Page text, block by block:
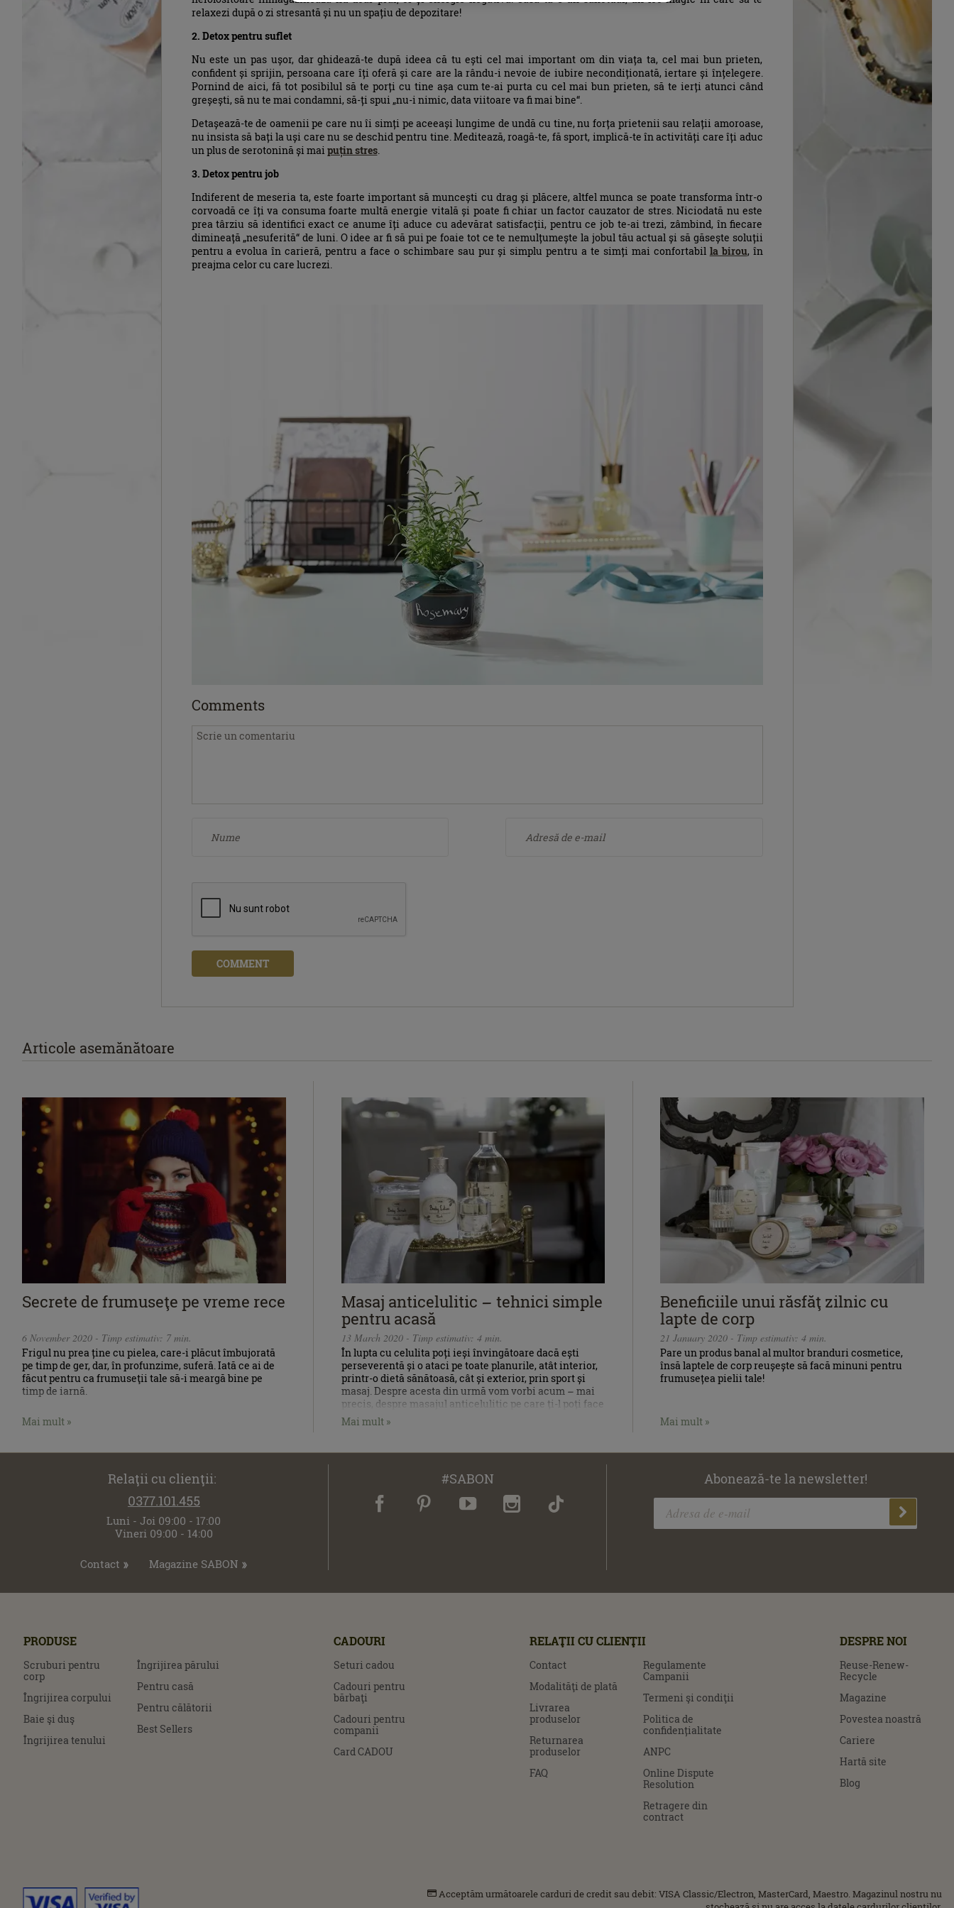
relaxezi după o zi stresantă și nu un spațiu de depozitare!
2. Detox pentru suflet
Nu este un pas ușor, dar ghidează-te după ideea că tu ești cel mai important om din viața ta, cel mai bun prieten,
confident și sprijin, persoana care îți oferă și care are la rându-i nevoie de iubire necondiționată, iertare și înțelegere.
Pornind de aici, fă tot posibilul să te porți cu tine așa cum te-ai purta cu cel mai bun prieten, să te ierți atunci când
greșești, să nu te mai condamni, să-ți spui „nu-i nimic, data viitoare va fi mai bine“.
Detașează-te de oamenii pe care nu îi simți pe aceeași lungime de undă cu tine, nu forța prietenii sau relații amoroase,
nu insista să bați la uși care nu se deschid pentru tine. Meditează, roagă-te, fă sport, implică-te în activități care îți aduc
un plus de serotonină și mai puțin stres.
3. Detox pentru job
Indiferent de meseria ta, este foarte important să muncești cu drag și plăcere, altfel munca se poate transforma într-o
corvoadă ce îți va consuma foarte multă energie vitală și poate fi chiar un factor cauzator de stres. Niciodată nu este
prea târziu să identifici exact ce anume îți aduce cu adevărat satisfacții, pentru ce job te-ai trezi, zâmbind, în fiecare
dimineață „nesuferită“ de luni. O idee ar fi să pui pe foaie tot ce te nemulțumește la jobul tău actual și să găsește soluții
pentru a evolua în carieră, pentru a face o schimbare sau pur și simplu pentru a te simți mai confortabil la birou, în
preajma celor cu care lucrezi.
Comments
COMMENT
Articole asemănătoare
Secrete de frumuseţe pe vreme rece
6 November 2020 - Timp estimativ: 7 min.
Frigul nu prea ține cu pielea, care-i plăcut îmbujorată
pe timp de ger, dar, în profunzime, suferă. Iată ce ai de
făcut pentru ca frumuseţii tale să-i meargă bine pe
timp de iarnă.
Mai mult »
Masaj anticelulitic – tehnici simple
pentru acasă
13 March 2020 - Timp estimativ: 4 min.
În lupta cu celulita poți ieși învingătoare dacă ești
perseverentă și o ataci pe toate planurile, atât interior,
printr-o dietă sănătoasă, cât și exterior, prin sport și
masaj. Despre acesta din urmă vom vorbi acum – mai
precis, despre masajul anticelulitic pe care ți-l poți face
chiar tu.
Mai mult »
Beneficiile unui răsfăţ zilnic cu
lapte de corp
21 January 2020 - Timp estimativ: 4 min.
Pare un produs banal al multor branduri cosmetice,
însă laptele de corp reușește să facă minuni pentru
frumusețea pielii tale!
Mai mult »
Abonează-te la newsletter!
Relaţii cu clienţii:
0377.101.455
Luni - Joi 09:00 - 17:00
Vineri 09:00 - 14:00
Contact Magazine SABON
#SABON
PRODUSE
Scruburi pentru
corp
Îngrijirea corpului
Baie şi duş
Îngrijirea tenului
Îngrijirea părului
Pentru casă
Pentru călătorii
Best Sellers
CADOURI
Seturi cadou
Cadouri pentru
bărbaţi
Cadouri pentru
companii
Card CADOU
RELAŢII CU CLIENŢII
Contact
Modalităţi de plată
Livrarea
produselor
Returnarea
produselor
FAQ
Regulamente
Campanii
Termeni şi condiţii
Politica de
confidențialitate
ANPC
Online Dispute
Resolution
Retragere din
contract
DESPRE NOI
Reuse-Renew-
Recycle
Magazine
Povestea noastră
Cariere
Hartă site
Blog
Acceptăm următoarele carduri de credit sau debit: VISA Classic/Electron, MasterCard, Maestro. Magazinul nostru nu